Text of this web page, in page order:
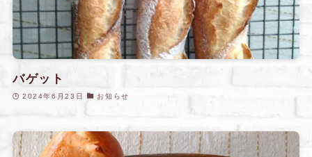
バゲット
2024年6月23日 お知らせ